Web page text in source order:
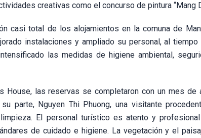
creativas como el concurso de pintura “Mang
casi total de los alojamientos en la comuna de
instalaciones y ampliado su personal, al tiempo
las medidas de higiene ambiental,
House, las reservas se completaron con un mes de
parte, Nguyen Thi Phuong, una visitante
El personal turístico es atento y
de cuidado e higiene. La vegetación y el